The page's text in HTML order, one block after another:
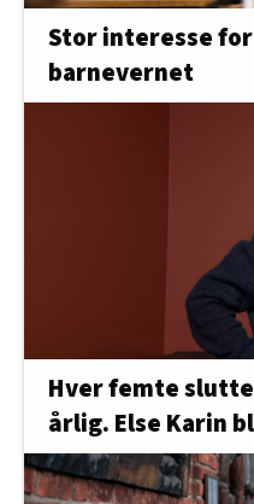
Stor interesse
barnevernet
Hver femte
årlig. Else Karin